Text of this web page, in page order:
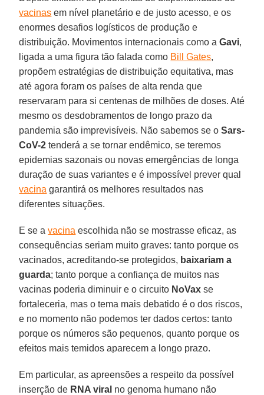
vacinas em nível planetário e de justo acesso, e os
enormes desafios logísticos de produção e
distribuição. Movimentos internacionais como aGavi,
ligada a uma figura tão falada como Bill Gates,
propõem estratégias de distribuição equitativa, mas
até agora foram os países de alta renda que
reservaram para si centenas de milhões de doses. Até
mesmo os desdobramentos de longo prazo da
pandemia são imprevisíveis. Não sabemos se oSars-
CoV-2 tenderá a se tornar endêmico, se teremos
epidemias sazonais ou novas emergências de longa
duração de suas variantes e é impossível prever qual
vacina garantirá os melhores resultados nas
diferentes situações.
E se avacina escolhida não se mostrasse eficaz, as
consequências seriam muito graves: tanto porque os
vacinados, acreditando-se protegidos, baixariam a
guarda; tanto porque a confiança de muitos nas
vacinas poderia diminuir e o circuito NoVax se
fortaleceria, mas o tema mais debatido é o dos riscos,
e no momento não podemos ter dados certos: tanto
porque os números são pequenos, quanto porque os
efeitos mais temidos aparecem a longo prazo.
Em particular, as apreensões a respeito da possível
inserção de RNA viral no genoma humano não